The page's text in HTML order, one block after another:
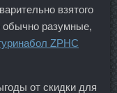
взятого
обычно разумные,
ZPHC
от скидки для